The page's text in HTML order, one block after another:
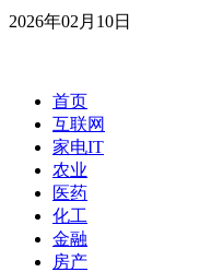
2026年02月10日
首页
互联网
家电IT
农业
医药
化工
金融
房产